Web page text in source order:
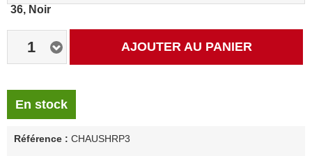
36, Noir
1 AJOUTER AU PANIER
En stock
Référence : CHAUSHRP3